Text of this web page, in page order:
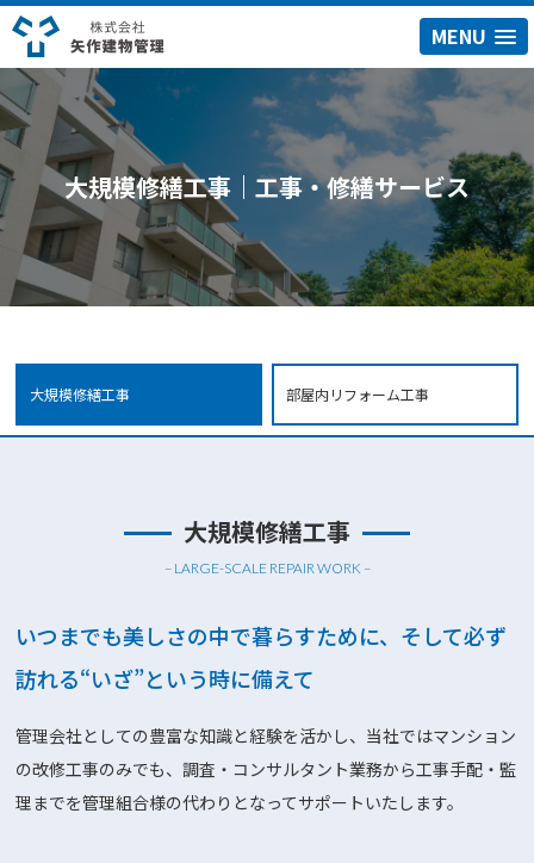
MENU
大規模修繕工事｜工事・修繕サービス
大規模修繕工事 部屋内リフォーム工事
大規模修繕工事
– LARGE-SCALE REPAIR WORK –
いつまでも美しさの中で暮らすために、 そして必ず
訪れる“いざ”という時に備えて
管理会社としての豊富な知識と経験を活かし、 当社ではマンション
の改修工事のみでも、調査・コンサルタント業務から工事手配・監
理までを管理組合様の代わりとなってサポートいたします。